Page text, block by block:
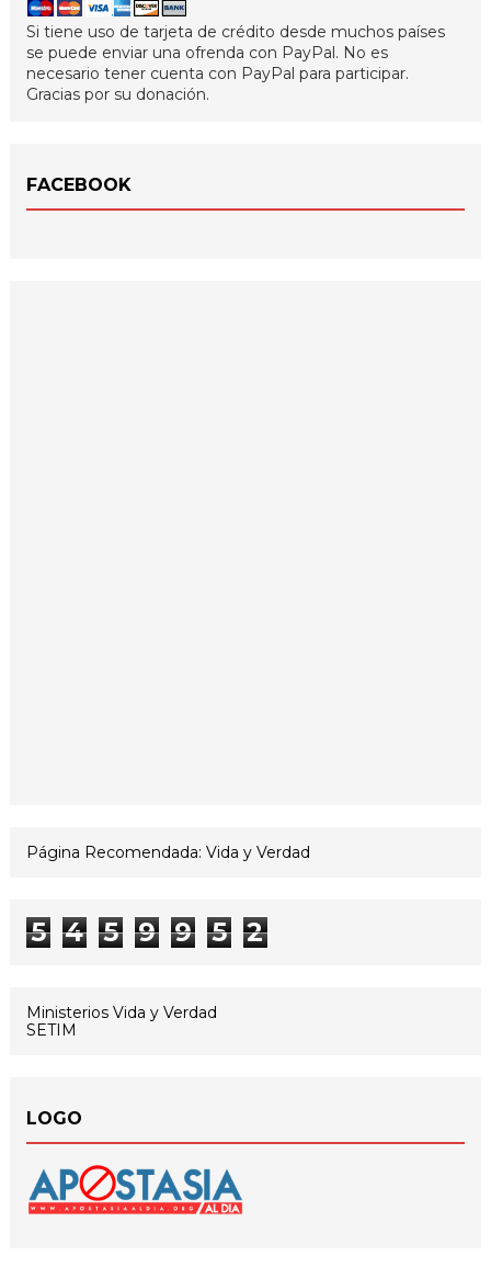
Si tiene uso de tarjeta de crédito desde muchos países
se puede enviar una ofrenda con PayPal. No es
necesario tener cuenta con PayPal para participar.
Gracias por su donación.
FACEBOOK
Página Recomendada: Vida y Verdad
5 4 5 9 9 5 2
Ministerios Vida y Verdad
SETIM
LOGO